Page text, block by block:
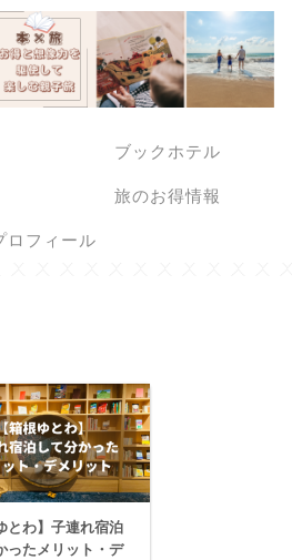
ブックホテル
旅のお得情報
ロフィール
とわ】子連れ宿泊
ったメリット・デ